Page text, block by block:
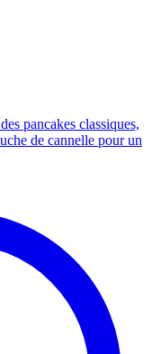
pancakes classiques,
de cannelle pour un